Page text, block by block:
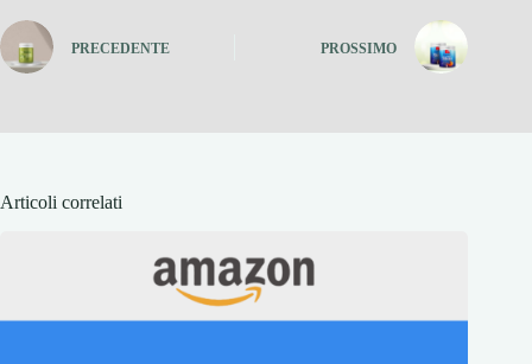
PRECEDENTE PROSSIMO
Articoli correlati